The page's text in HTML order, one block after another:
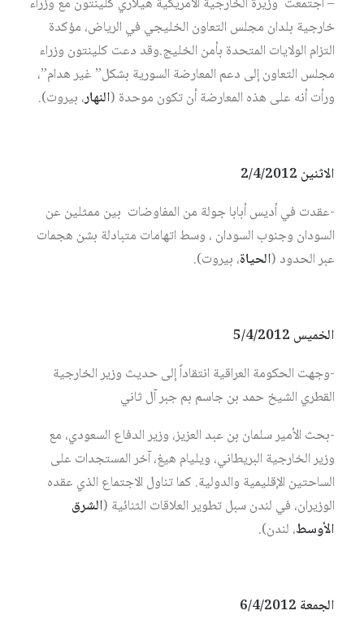
خارجية بلدان مجلس التعاون الخليجي في الرياض، مؤكدة
التزام الولايات المتحدة بأمن الخليج.وقد دعت كلينتون وزراء
مجلس التعاون إلى دعم المعارضة السورية بشكل” غير هدام”،
ورأت أنه على هذه المعارضة أن تكون موحدة (النهار، بيروت).
الاثنين 2/4/2012
-عقدت في أديس أبابا جولة من المفاوضات بين ممثلين عن
السودان وجنوب السودان ، وسط اتهامات متبادلة بشن هجمات
عبر الحدود (الحياة، بيروت).
الخميس 5/4/2012
-وجهت الحكومة العراقية انتقاداً إلى حديث وزير الخارجية
القطري الشيخ حمد بن جاسم بم جبر آل ثاني
-بحث الأمير سلمان بن عبد العزيز، وزير الدفاع السعودي، مع
وزير الخارجية البريطاني، ويليام هيغ، آخر المستجدات على
الساحتين الإقليمية والدولية. كما تناول الاجتماع الذي عقده
الوزيران، في لندن سبل تطوير العلاقات الثنائية (الشرق
الأوسط، لندن).
الجمعة 6/4/2012